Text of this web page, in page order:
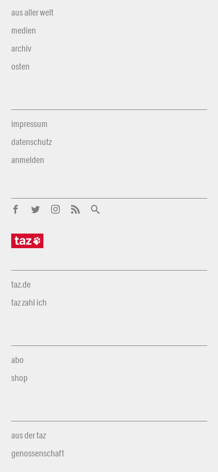
aus aller welt
medien
archiv
osten
impressum
datenschutz
anmelden
taz.de
taz zahl ich
abo
shop
aus der taz
genossenschaft